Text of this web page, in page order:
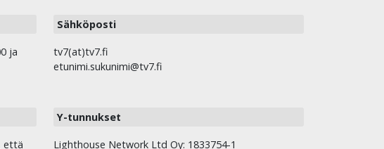
ja
Sähköposti
tv7(at)tv7.fi
etunimi.sukunimi@tv7.fi
että
Y-tunnukset
Lighthouse Network Ltd Oy: 1833754-1